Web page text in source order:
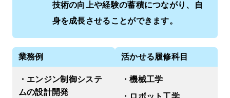
技術の向上や経験の蓄積につながり、自
身を成長させることができます。
業務例
・エンジン制御システ
ムの設計開発
活かせる履修科目
・機械工学
・ロボット工学